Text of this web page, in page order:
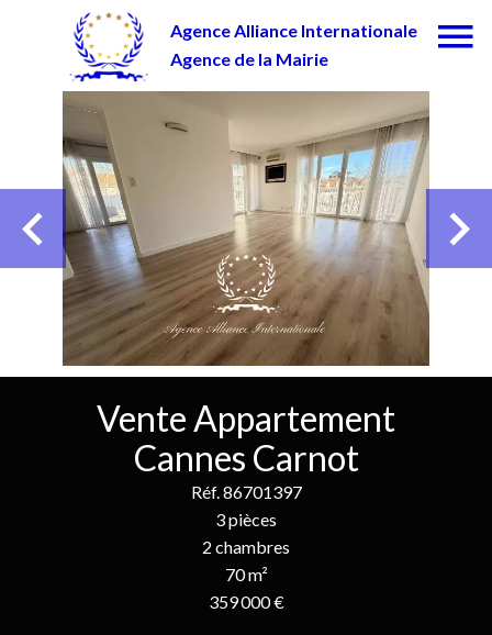
Agence Alliance Internationale
Agence de la Mairie
Vente Appartement
Cannes Carnot
Réf. 86701397
3 pièces
2 chambres
70 m²
359 000 €